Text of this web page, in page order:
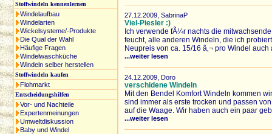
Stoffwindeln kennenlernen
Windelaufbau
Windelarten
Wickelsysteme/-Produkte
Die Qual der Wahl
Häufige Fragen
Windelwaschküche
Windeln selber herstellen
Stoffwindeln kaufen
Flohmarkt
Entscheidungshilfen
Vor- und Nachteile
Expertenmeinungen
Umweltdiskussion
Baby und Windel
27.12.2009, SabrinaP
Viel-Piesler :)
Ich verwende fÃ¼r nachts die
feucht, alle anderen Windeln, die ich
Neupreis von ca. 15/16 â‚¬ pro Windel
...weiter lesen
24.12.2009, Doro
verschidene Windeln
Mit den Bendel Komfort Windeln kommen
sind immer als erste trocken und passen
auf die Waage. Wir haben auch ein paar
...weiter lesen